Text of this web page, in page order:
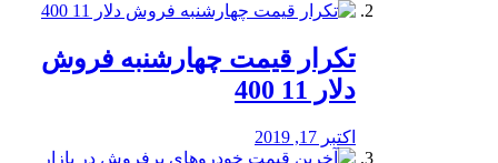
تکرار قیمت چهارشنبه فروش
دلار 11 400
اکتبر 17, 2019